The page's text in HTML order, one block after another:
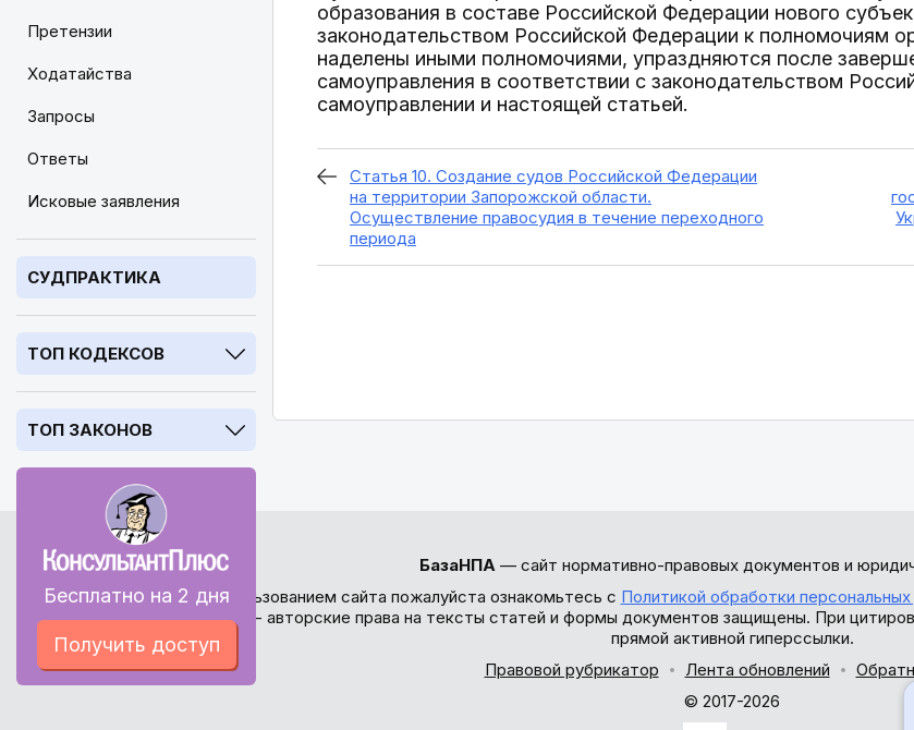
Претензии
Ходатайства
Запросы
Ответы
Исковые заявления
СУДПРАКТИКА
ТОП КОДЕКСОВ
ТОП ЗАКОНОВ
Бесплатно на 2 дня
Получить доступ
образования в составе Российской Федерации нового
законодательством Российской Федерации к полномочиям
наделены иными полномочиями, упраздняются после
самоуправления в соответствии с законодательством
самоуправлении и настоящей статьей.
Статья 10. Создание судов Российской Федерации
на территории Запорожской области.
Осуществление правосудия в течение переходного
периода
БазаНПА— сайт нормативно-правовых документов и
Перед использованием сайта пожалуйста ознакомьтесь с Политикой обработки
внимание - авторские права на тексты статей и формы документов защищены. При
прямой активной гиперссылки.
Правовой рубрикатор
Лента обновлений
© 2017-2026